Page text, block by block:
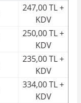
247,00 TL +
KDV
250,00 TL +
KDV
235,00 TL +
KDV
334,00 TL +
KDV